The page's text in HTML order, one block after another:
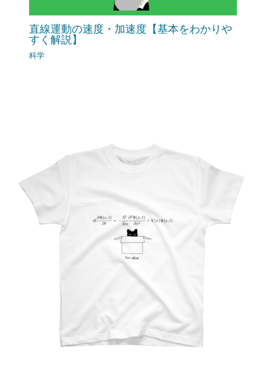
直線運動の速度・加速度【基本をわかりや
すく解説】
科学